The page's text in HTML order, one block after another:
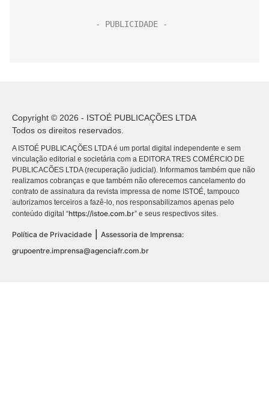
Copyright © 2026 - ISTOÉ PUBLICAÇÕES LTDA
Todos os direitos reservados.
A ISTOÉ PUBLICAÇÕES LTDA é um portal digital independente e sem
vinculação editorial e societária com a EDITORA TRES COMÉRCIO DE
PUBLICACÕES LTDA (recuperação judicial). Informamos também que não
realizamos cobranças e que também não oferecemos cancelamento do
contrato de assinatura da revista impressa de nome ISTOÉ, tampouco
autorizamos terceiros a fazê-lo, nos responsabilizamos apenas pelo
conteúdo digital “https://istoe.com.br” e seus respectivos sites.
Política de Privacidade
Assessoria de Imprensa:
grupoentre.imprensa@agenciafr.com.br